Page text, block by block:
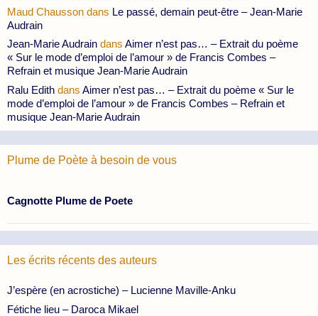
Maud Chausson dans Le passé, demain peut-être – Jean-Marie
Audrain
Jean-Marie Audrain dans Aimer n’est pas… – Extrait du poème
« Sur le mode d’emploi de l’amour » de Francis Combes –
Refrain et musique Jean-Marie Audrain
Ralu Edith dans Aimer n’est pas… – Extrait du poème « Sur le
mode d’emploi de l’amour » de Francis Combes – Refrain et
musique Jean-Marie Audrain
Plume de Poète à besoin de vous
Cagnotte Plume de Poete
Les écrits récents des auteurs
J’espère (en acrostiche) – Lucienne Maville-Anku
Fétiche lieu – Daroca Mikael